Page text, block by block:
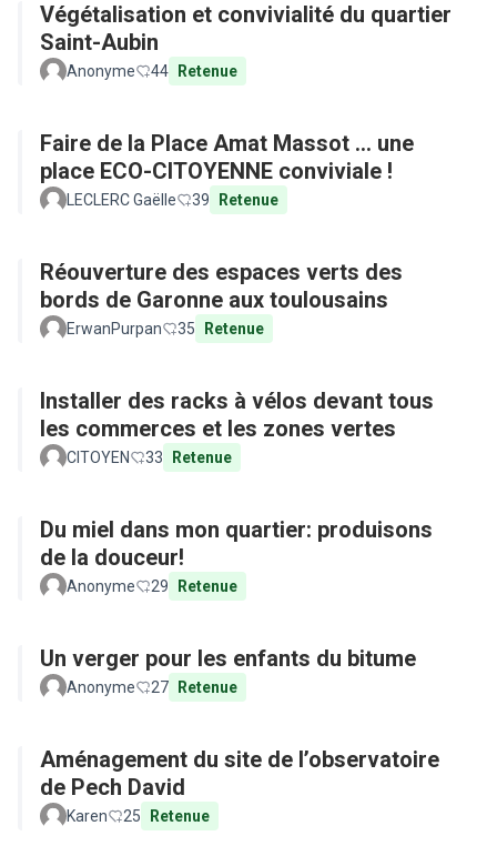
Végétalisation et convivialité du quartier
Saint-Aubin
Anonyme 44 Retenue
Faire de la Place Amat Massot ... une
place ECO-CITOYENNE conviviale !
LECLERC Gaëlle 39 Retenue
Réouverture des espaces verts des
bords de Garonne aux toulousains
ErwanPurpan 35 Retenue
Installer des racks à vélos devant tous
les commerces et les zones vertes
CITOYEN 33 Retenue
Du miel dans mon quartier: produisons
de la douceur!
Anonyme 29 Retenue
Un verger pour les enfants du bitume
Anonyme 27 Retenue
Aménagement du site de l’observatoire
de Pech David
Karen 25 Retenue